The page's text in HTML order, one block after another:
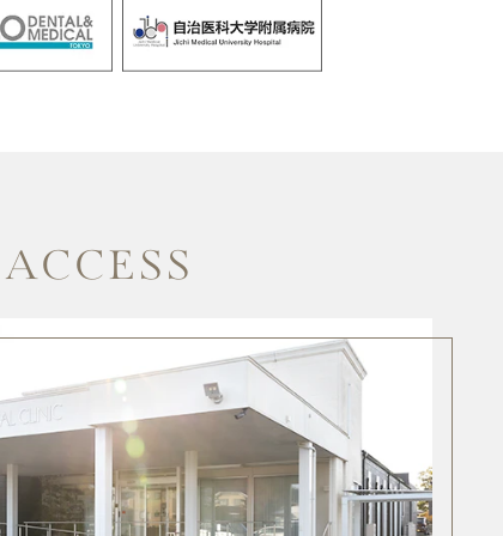
ACCESS